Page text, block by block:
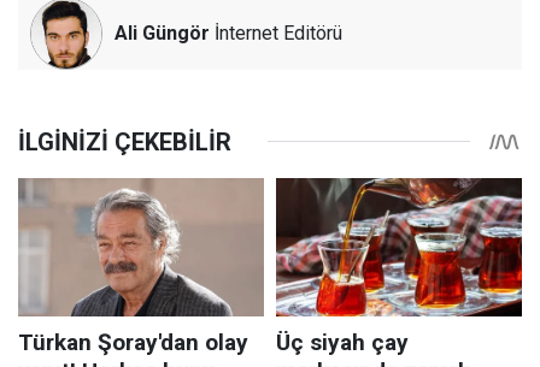
Ali Güngör İnternet Editörü